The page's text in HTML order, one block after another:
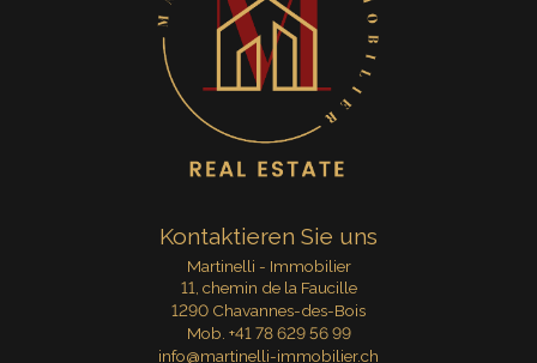
Kontaktieren Sie uns
Martinelli - Immobilier
11, chemin de la Faucille
1290 Chavannes-des-Bois
Mob. +41 78 629 56 99
info@martinelli-immobilier.ch